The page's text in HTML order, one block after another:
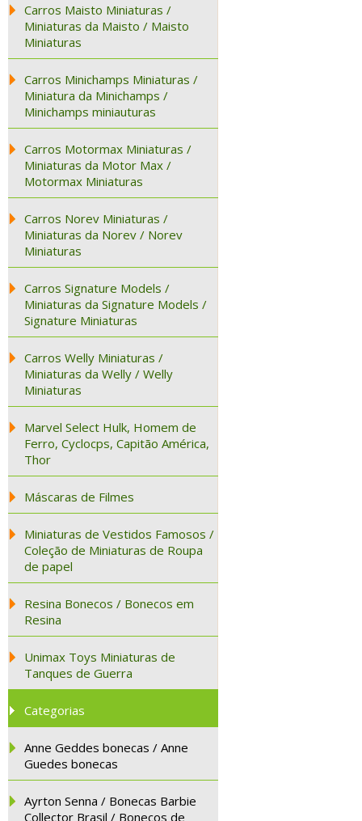
Carros Maisto Miniaturas /
Miniaturas da Maisto / Maisto
Miniaturas
Carros Minichamps Miniaturas /
Miniatura da Minichamps /
Minichamps miniauturas
Carros Motormax Miniaturas /
Miniaturas da Motor Max /
Motormax Miniaturas
Carros Norev Miniaturas /
Miniaturas da Norev / Norev
Miniaturas
Carros Signature Models /
Miniaturas da Signature Models /
Signature Miniaturas
Carros Welly Miniaturas /
Miniaturas da Welly / Welly
Miniaturas
Marvel Select Hulk, Homem de
Ferro, Cyclocps, Capitão América,
Thor
Máscaras de Filmes
Miniaturas de Vestidos Famosos /
Coleção de Miniaturas de Roupa
de papel
Resina Bonecos / Bonecos em
Resina
Unimax Toys Miniaturas de
Tanques de Guerra
Categorias
Anne Geddes bonecas / Anne
Guedes bonecas
Ayrton Senna / Bonecas Barbie
Collector Brasil / Bonecos de